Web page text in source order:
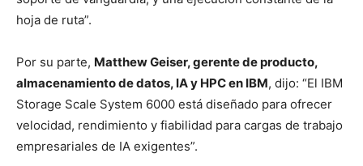
hoja de ruta”.
Por su parte, Matthew Geiser, gerente de producto,
almacenamiento de datos, IA y HPC en IBM, dijo: “El IBM
Storage Scale System 6000 está diseñado para ofrecer
velocidad, rendimiento y fiabilidad para cargas de trabajo
empresariales de IA exigentes”.